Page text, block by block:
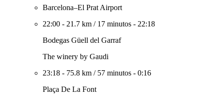
Barcelona–El Prat Airport
22:00 - 21.7 km / 17 minutos - 22:18
Bodegas Güell del Garraf
The winery by Gaudi
23:18 - 75.8 km / 57 minutos - 0:16
Plaça De La Font